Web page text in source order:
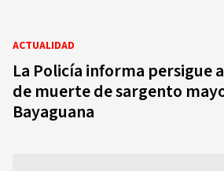
ACTUALIDAD
La Policía informa persigue
de muerte de sargento
Bayaguana